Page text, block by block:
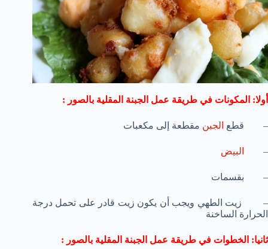
أولا: المكونات في طريقة عمل الجبنة المقلية بالصور :
– قطع الجبن مقطعة إلى مكعبات
– البيض
– بقسمات
– زيت الطهي ويجب أن يكون زيت قادر على تحمل درجة
الحرارة الساخنة
ثانيا: الخطوات في طريقة عمل الجبنة المقلية بالصور :